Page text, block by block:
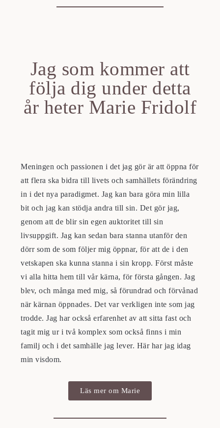
Jag som kommer att
följa dig under detta
år heter Marie Fridolf
Meningen och passionen i det jag gör är att öppna för
att flera ska bidra till livets och samhällets förändring
in i det nya paradigmet. Jag kan bara göra min lilla
bit och jag kan stödja andra till sin. Det gör jag,
genom att de blir sin egen auktoritet till sin
livsuppgift. Jag kan sedan bara stanna utanför den
dörr som de som följer mig öppnar, för att de i den
vetskapen ska kunna stanna i sin kropp. Först måste
vi alla hitta hem till vår kärna, för första gången. Jag
blev, och många med mig, så förundrad och förvånad
när kärnan öppnades. Det var verkligen inte som jag
trodde. Jag har också erfarenhet av att sitta fast och
tagit mig ur i två komplex som också finns i min
familj och i det samhälle jag lever. Här har jag idag
min visdom.
Läs mer om Marie